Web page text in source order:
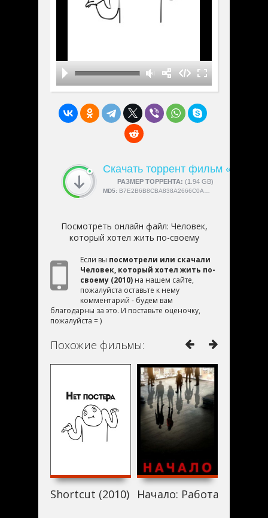
Скачать торрент фильм
РАЗМЕР ТОРРЕНТА: (1.94 GB)
СКАЧАЛИ:4189
MD5: B7E2B6B8CBA838A2666C0AC336513561
Посмотреть онлайн файл: Человек,
который хотел жить по-своему
Если вы посмотрели или скачали
Человек, который хотел жить по-
своему (2010) на нашем сайте,
пожалуйста оставьте к нему
комментарий - будем вам
благодарны за это. И поставьте оценочку,
пожалуйста = )
Похожие фильмы:
Shortcut (2010) Начало: Работа на